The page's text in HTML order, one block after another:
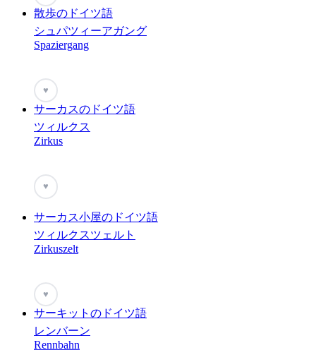
散歩のドイツ語
シュパツィーアガング
Spaziergang
♥
サーカスのドイツ語
ツィルクス
Zirkus
♥
サーカス小屋のドイツ語
ツィルクスツェルト
Zirkuszelt
♥
サーキットのドイツ語
レンバーン
Rennbahn